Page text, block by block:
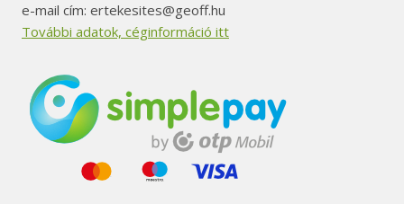
e-mail cím: ertekesites@geoff.hu
További adatok, céginformáció itt